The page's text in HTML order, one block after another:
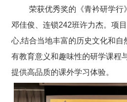
荣获优秀奖的《青衿研学行
邓佳俊、连锁242班许力杰。项
心,结合当地丰富的历史文化和自
有教育意义和趣味性的研学课程
提供高品质的课外学习体验。